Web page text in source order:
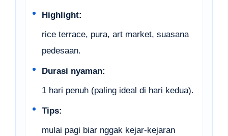
Highlight:
rice terrace, pura, art market, suasana
pedesaan.
Durasi nyaman:
1 hari penuh (paling ideal di hari kedua).
Tips:
mulai pagi biar nggak kejar-kejaran